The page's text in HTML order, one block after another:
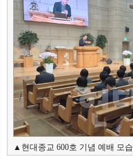
▲현대종교 600호 기념 예배 모습